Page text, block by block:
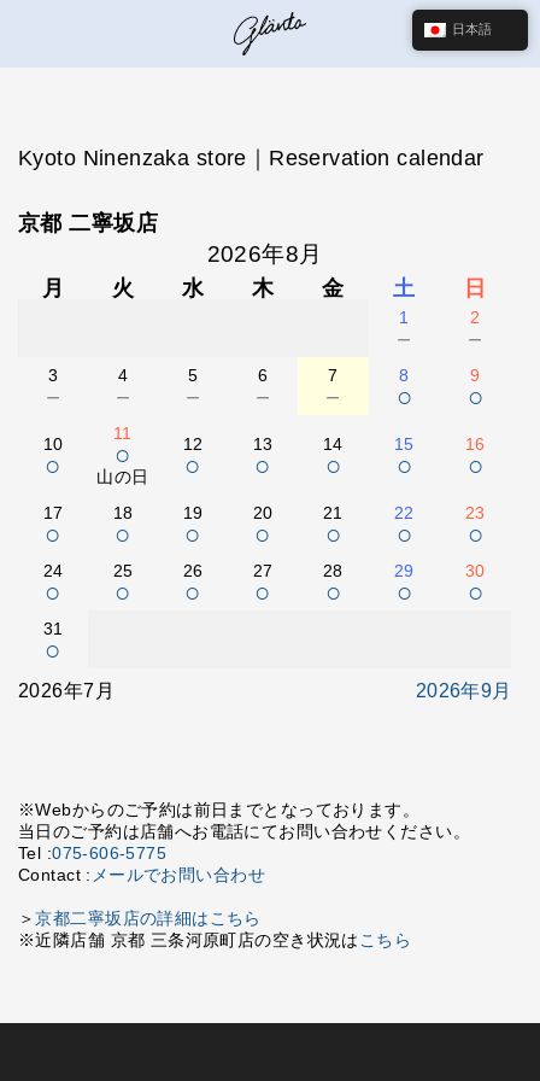
Kyoto Ninenzaka store｜Reservation calendar
京都 二寧坂店
2026年8月
月 火 水 木 金 土 日
1
－
2
－
3
－
4
－
5
－
6
－
7
－
8
○
9
○
10
○
11
○
山の日
12
○
13
○
14
○
15
○
16
○
17
○
18
○
19
○
20
○
21
○
22
○
23
○
24
○
25
○
26
○
27
○
28
○
29
○
30
○
31
○
2026年7月 2026年9月
※Webからのご予約は前日までとなっております。
当日のご予約は店舗へお電話にてお問い合わせください。
Tel :075-606-5775
Contact : メールでお問い合わせ
＞京都二寧坂店の詳細はこちら
※近隣店舗 京都 三条河原町店の空き状況は こちら
日本語